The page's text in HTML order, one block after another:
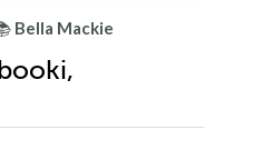
Bella Mackie